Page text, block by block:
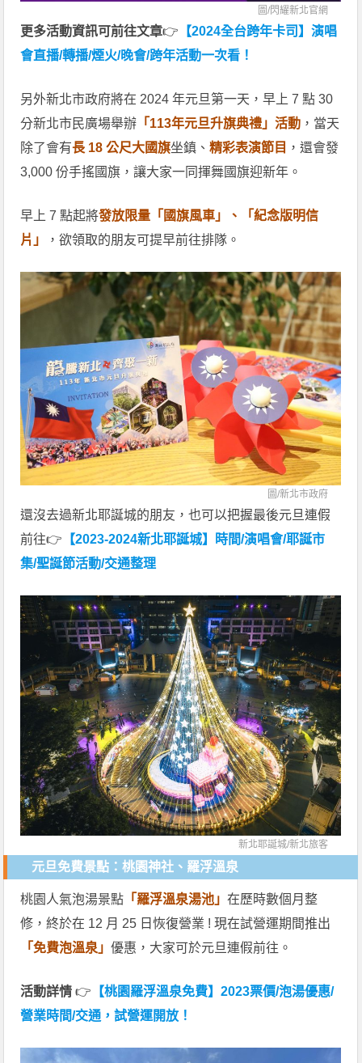
圖/閃耀新北官網
更多活動資訊可前往文章👉 【2024全台跨年卡司】演唱
會直播/轉播/煙火/晚會/跨年活動一次看！
另外新北市政府將在 2024 年元旦第一天，早上 7 點 30
分新北市民廣場舉辦 「113年元旦升旗典禮」活動 ，當天
除了會有長 18 公尺大國旗坐鎮、精彩表演節目 ，還會發
3,000 份手搖國旗，讓大家一同揮舞國旗迎新年。
早上 7 點起將發放限量「國旗風車」、「紀念版明信
片」
，欲領取的朋友可提早前往排隊。
圖/新北市政府
還沒去過新北耶誕城的朋友，也可以把握最後元旦連假
前往👉 【2023-2024新北耶誕城】時間/演唱會/耶誕市
集/聖誕節活動/交通整理
新北耶誕城/新北旅客
元旦免費景點：桃園神社、羅浮溫泉
桃園人氣泡湯景點 「羅浮溫泉湯池」在歷時數個月整
修，終於在 12 月 25 日恢復營業 ! 現在試營運期間推出
「免費泡溫泉」優惠，大家可於元旦連假前往。
活動詳情 👉 【桃園羅浮溫泉免費】2023票價/泡湯優惠/
營業時間/交通，試營運開放！